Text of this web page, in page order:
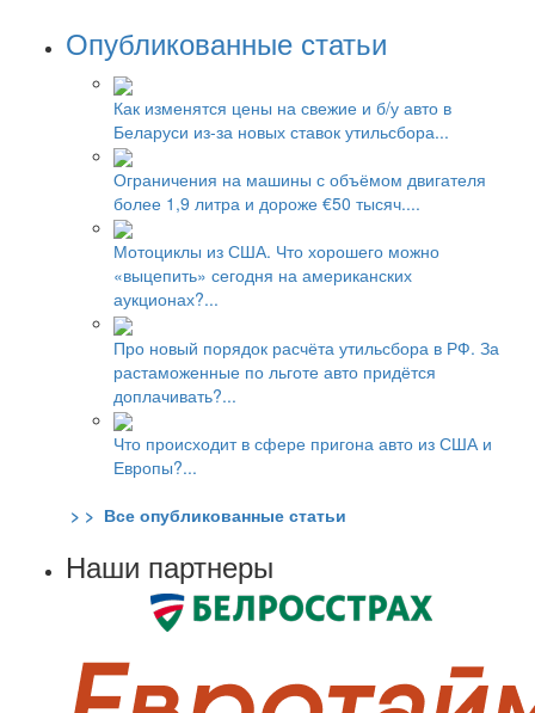
Опубликованные статьи
Как изменятся цены на свежие и б/у авто в
Беларуси из-за новых ставок утильсбора...
Ограничения на машины с объёмом двигателя
более 1,9 литра и дороже €50 тысяч....
Мотоциклы из США. Что хорошего можно
«выцепить» сегодня на американских
аукционах?...
Про новый порядок расчёта утильсбора в РФ. За
растаможенные по льготе авто придётся
доплачивать?...
Что происходит в сфере пригона авто из США и
Европы?...
> > Все опубликованные статьи
Наши партнеры